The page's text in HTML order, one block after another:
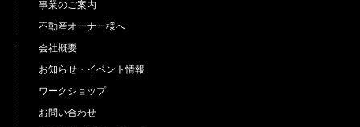
事業のご案内
不動産オーナー様へ
会社概要
お知らせ・イベント情報
ワークショップ
お問い合わせ